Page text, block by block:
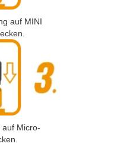
auf MINI
auf Micro-